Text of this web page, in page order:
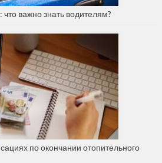
важно знать водителям?
по окончании отопительного